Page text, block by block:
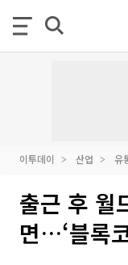
이투데이 산업 유
출근 후 월
면…‘블록